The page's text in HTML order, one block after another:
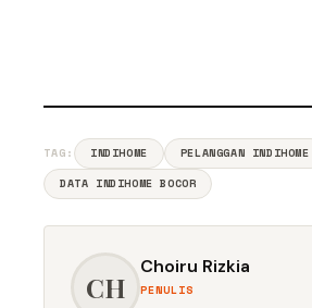
TAG: INDIHOME PELANGGAN INDIHOME
DATA INDIHOME BOCOR
CH
Choiru Rizkia
PENULIS